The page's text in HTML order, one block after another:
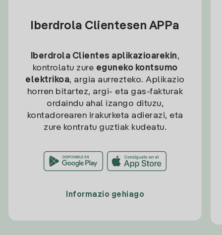
Iberdrola Clientesen APPa
Iberdrola Clientes aplikazioarekin,
kontrolatu zure eguneko kontsumo
elektrikoa, argia aurrezteko. Aplikazio
horren bitartez, argi- eta gas-fakturak
ordaindu ahal izango dituzu,
kontadorearen irakurketa adierazi, eta
zure kontratu guztiak kudeatu.
Informazio gehiago